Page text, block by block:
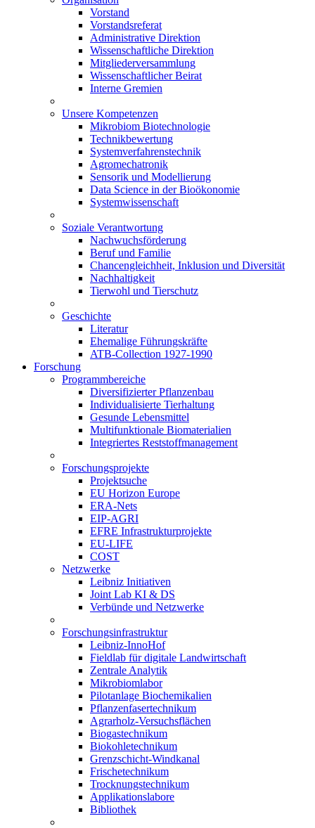
Vorstand
Vorstandsreferat
Administrative Direktion
Wissenschaftliche Direktion
Mitgliederversammlung
Wissenschaftlicher Beirat
Interne Gremien
Unsere Kompetenzen
Mikrobiom Biotechnologie
Technikbewertung
Systemverfahrenstechnik
Agromechatronik
Sensorik und Modellierung
Data Science in der Bioökonomie
Systemwissenschaft
Soziale Verantwortung
Nachwuchsförderung
Beruf und Familie
Chancengleichheit, Inklusion und Diversität
Nachhaltigkeit
Tierwohl und Tierschutz
Geschichte
Literatur
Ehemalige Führungskräfte
ATB-Collection 1927-1990
Forschung
Programmbereiche
Diversifizierter Pflanzenbau
Individualisierte Tierhaltung
Gesunde Lebensmittel
Multifunktionale Biomaterialien
Integriertes Reststoffmanagement
Forschungsprojekte
Projektsuche
EU Horizon Europe
ERA-Nets
EIP-AGRI
EFRE Infrastrukturprojekte
EU-LIFE
COST
Netzwerke
Leibniz Initiativen
Joint Lab KI & DS
Verbünde und Netzwerke
Forschungsinfrastruktur
Leibniz-InnoHof
Fieldlab für digitale Landwirtschaft
Zentrale Analytik
Mikrobiomlabor
Pilotanlage Biochemikalien
Pflanzenfasertechnikum
Agrarholz-Versuchsflächen
Biogastechnikum
Biokohletechnikum
Grenzschicht-Windkanal
Frischetechnikum
Trocknungstechnikum
Applikationslabore
Bibliothek